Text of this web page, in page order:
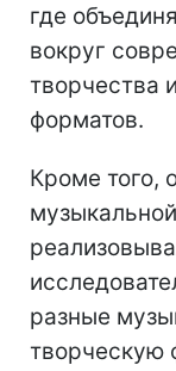
где
вокруг
творчества
форматов.
Кроме того,
разные
творческую